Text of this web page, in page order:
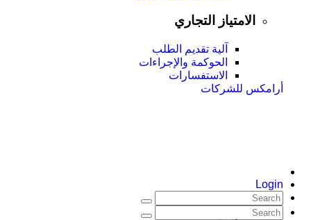
الامتياز التجاري
آلية تقديم الطلب
الحوكمة والإجراءات
الاستفسارات
أرامكس للشركات
Login